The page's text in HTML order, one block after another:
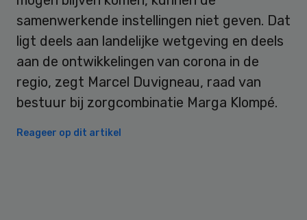
samenwerkende instellingen niet geven. Dat
ligt deels aan landelijke wetgeving en deels
aan de ontwikkelingen van corona in de
regio, zegt Marcel Duvigneau, raad van
bestuur bij zorgcombinatie Marga Klompé.
Reageer op dit artikel